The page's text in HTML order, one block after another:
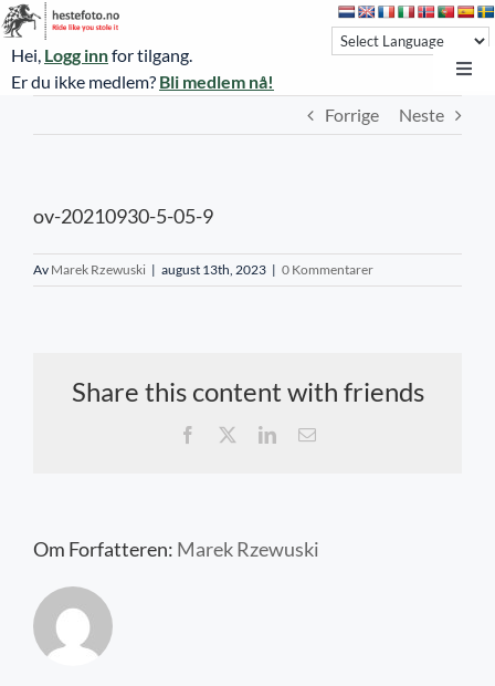
Skip
to
content
Hei, Logg innfor tilgang.
Er du ikke medlem? Bli medlem nå!
Øvrevoll treningsdager
NoARK
Forrige Neste
ov-20210930-5-05-9
Av Marek Rzewuski | august 13th, 2023 | 0 Kommentarer
Share this content with friends
Facebook LinkedIn
E-
Om Forfatteren: Marek Rzewuski